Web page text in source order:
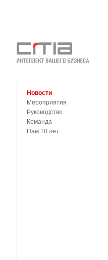
Новости
Мероприятия
Руководство
Команда
Нам 10 лет